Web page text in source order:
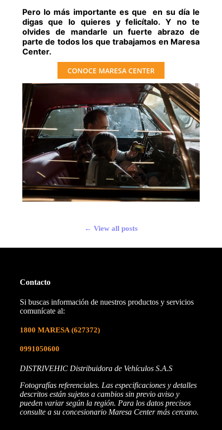
Pero lo más importante es que en su día le
digas que lo quieres y felicítalo. Y no te
olvides de mandarle un fuerte abrazo de
parte de todos los que trabajamos en Maresa
Center.
CONOCE MARESA CENTER
← View all posts
Contacto
Si buscas información de nuestros productos y servicios
comunícate al:
1800 MARESA (627372)
0991050600
DISTRIVEHIC Distribuidora de Vehículos S.A.S
Fotografías referenciales. Las especificaciones y detalles
descritos están sujetos a cambios sin previo aviso y
pueden variar según la región. Para los datos precisos
consulte a su concesionario Maresa Center más cercano.